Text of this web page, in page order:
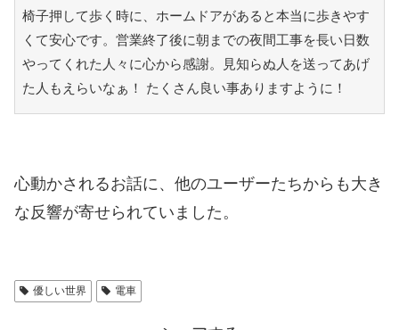
椅子押して歩く時に、ホームドアがあると本当に歩きやす
くて安心です。営業終了後に朝までの夜間工事を長い日数
やってくれた人々に心から感謝。見知らぬ人を送ってあげ
た人もえらいなぁ！ たくさん良い事ありますように！
心動かされるお話に、他のユーザーたちからも大き
な反響が寄せられていました。
優しい世界 電車